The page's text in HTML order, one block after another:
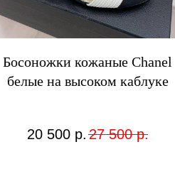
Босоножки кожаные Chanel
белые на высоком каблуке
20 500 р. 27 500 р.